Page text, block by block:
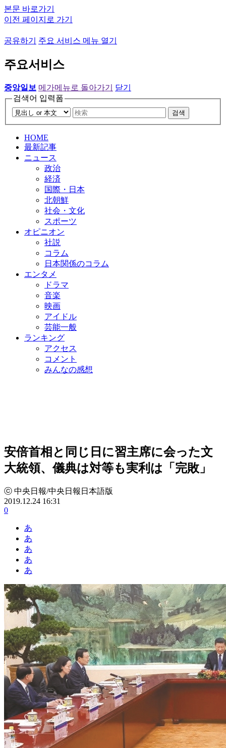
본문 바로가기
이전 페이지로 가기
공유하기 주요 서비스 메뉴 열기
주요서비스
중앙일보 메가메뉴로 돌아가기
닫기
검색어 입력폼
검색
HOME
最新記事
ニュース
政治
経済
国際・日本
北朝鮮
社会・文化
スポーツ
オピニオン
社説
コラム
日本関係のコラム
エンタメ
ドラマ
音楽
映画
アイドル
芸能一般
ランキング
アクセス
コメント
みんなの感想
安倍首相と同じ日に習主席に会った文
大統領、儀典は対等も実利は「完敗」
ⓒ 中央日報/中央日報日本語版
2019.12.24 16:31
0
あ
あ
あ
あ
あ